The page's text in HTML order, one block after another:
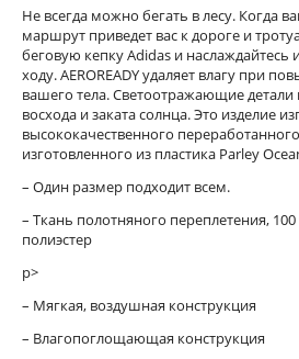
Не всегда можно бегать в лесу. Когда
маршрут приведет вас к дороге и
беговую кепку Adidas и наслаждайтесь
ходу. AEROREADY удаляет влагу при
вашего тела. Светоотражающие
восхода и заката солнца. Это изделие
высококачественного
изготовленного из пластика Parley
– Один размер подходит всем.
– Ткань полотняного переплетения,
полиэстер
p>
– Мягкая, воздушная конструкция
– Влагопоглощающая конструкция